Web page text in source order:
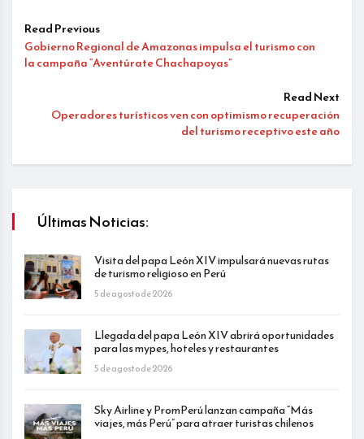
Read Previous
Gobierno Regional de Amazonas impulsa el turismo con
la campaña “Aventúrate Chachapoyas”
Read Next
Operadores turísticos ven con optimismo recuperación
del turismo receptivo este año
Últimas Noticias:
Visita del papa León XIV impulsará nuevas rutas
de turismo religioso en Perú
5 de agosto de 2026
Llegada del papa León XIV abrirá oportunidades
para las mypes, hoteles y restaurantes
5 de agosto de 2026
Sky Airline y PromPerú lanzan campaña “Más
viajes, más Perú” para atraer turistas chilenos